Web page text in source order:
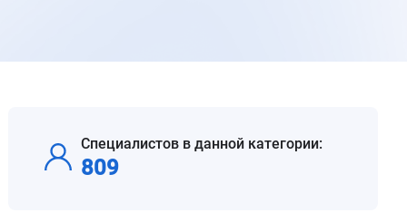
Специалистов в данной категории:
809